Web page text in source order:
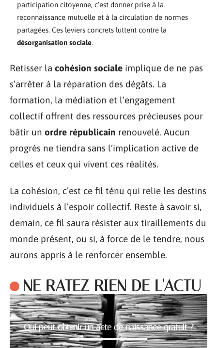
participation citoyenne, c’est donner prise à la
reconnaissance mutuelle et à la circulation de normes
partagées. Ces leviers concrets luttent contre la
désorganisation sociale.
Retisser la cohésion sociale implique de ne pas
s’arrêter à la réparation des dégâts. La
formation, la médiation et l’engagement
collectif offrent des ressources précieuses pour
bâtir un ordre républicain renouvelé. Aucun
progrès ne tiendra sans l’implication active de
celles et ceux qui vivent ces réalités.
La cohésion, c’est ce fil ténu qui relie les destins
individuels à l’espoir collectif. Reste à savoir si,
demain, ce fil saura résister aux tiraillements du
monde présent, ou si, à force de le tendre, nous
aurons appris à le renforcer ensemble.
NE RATEZ RIEN DE L'ACTU
Qui peut obtenir un acte de naissance gratuit ?